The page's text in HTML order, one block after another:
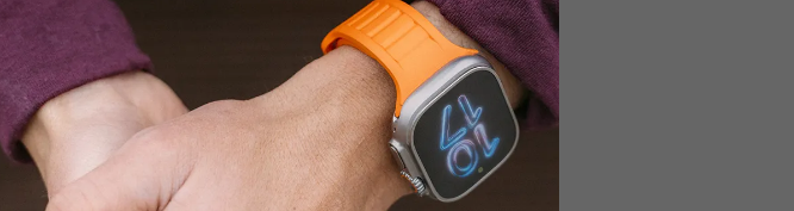
Käytä tätä koodia kassalla saadaksesi 15% alennuksen.